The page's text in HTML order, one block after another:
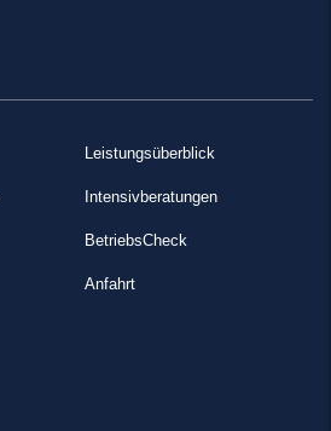
Leistungsüberblick
Intensivberatungen
BetriebsCheck
Anfahrt